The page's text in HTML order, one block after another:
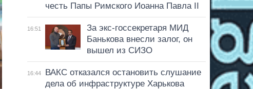
честь Папы Римского Иоанна Павла II
16:51
За экс-госсекретаря МИД
Банькова внесли залог, он
вышел из СИЗО
16:44
ВАКС отказался остановить слушание
дела об инфраструктуре Харькова